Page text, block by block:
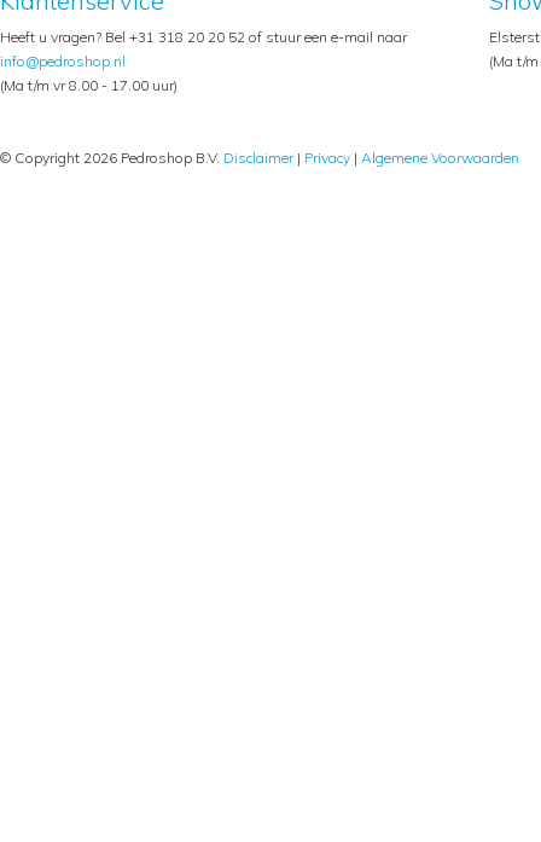
Heeft u vragen? Bel +31 318 20 20 52 of stuur een e-mail naar
info@pedroshop.nl
(Ma t/m vr 8.00 - 17.00 uur)
(Ma t/
© Copyright 2026 Pedroshop B.V. Disclaimer| Privacy | Algemene Voorwaarden